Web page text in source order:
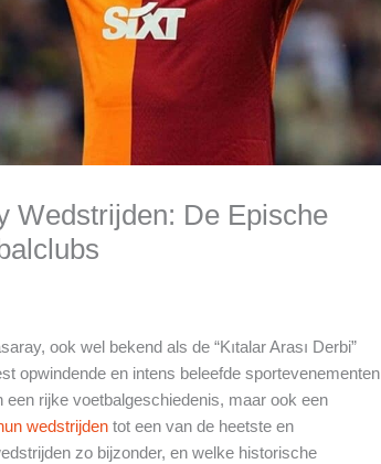
Wedstrijden: De Epische
ook wel bekend als de “Kıtalar Arası Derbi”
opwindende en intens beleefde sportevenementen
rijke voetbalgeschiedenis, maar ook een
wedstrijden tot een van de heetste en
zo bijzonder, en welke historische